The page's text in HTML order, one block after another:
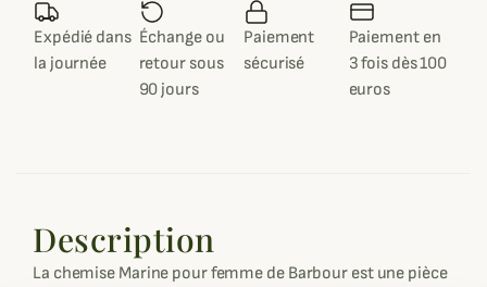
Expédié dans
la journée
Échange ou
retour sous
90 jours
Paiement
sécurisé
Paiement en
3 fois dès 100
euros
Description
La chemise Marine pour femme de Barbour est une pièce